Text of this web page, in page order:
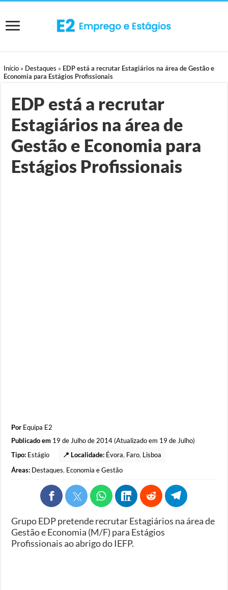
Início » Destaques » EDP está a recrutar Estagiários na área de Gestão e
Economia para Estágios Profissionais
EDP está a recrutar
Estagiários na área de
Gestão e Economia para
Estágios Profissionais
Por Equipa E2
Publicado em 19 de Julho de 2014 (Atualizado em 19 de Julho)
Tipo: Estágio 📍 Localidade: Évora, Faro, Lisboa
Áreas: Destaques, Economia e Gestão
Grupo EDP pretende recrutar Estagiários na área de
Gestão e Economia (M/F) para Estágios
Profissionais ao abrigo do IEFP.